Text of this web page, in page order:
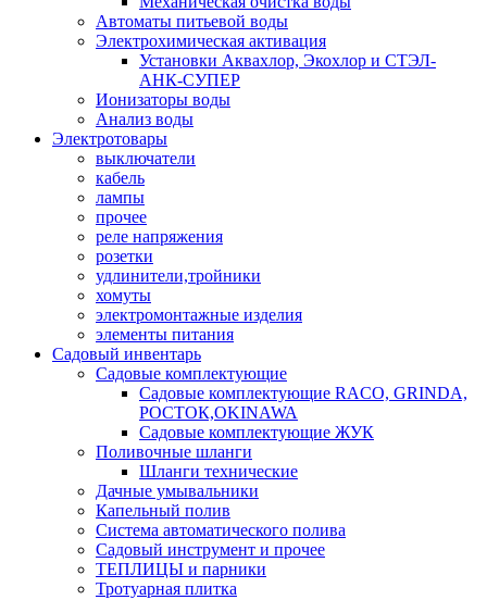
Автоматы питьевой воды
Электрохимическая активация
Установки Аквахлор, Экохлор и СТЭЛ-
АНК-СУПЕР
Ионизаторы воды
Анализ воды
Электротовары
выключатели
кабель
лампы
прочее
реле напряжения
розетки
удлинители,тройники
хомуты
электромонтажные изделия
элементы питания
Садовый инвентарь
Садовые комплектующие
Садовые комплектующие RACO, GRINDA,
РОСТОК,OKINAWA
Садовые комплектующие ЖУК
Поливочные шланги
Шланги технические
Дачные умывальники
Капельный полив
Система автоматического полива
Садовый инструмент и прочее
ТЕПЛИЦЫ и парники
Тротуарная плитка